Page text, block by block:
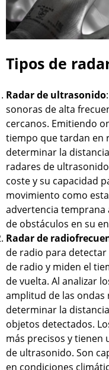
Tipos de
Radar de ultrasonido
sonoras de alta
cercanos. Emitiendo
tiempo que tardan en
determinar la
radares de
coste y su capacidad
movimiento como
advertencia temprana
de obstáculos en su
Radar de
de radio para
de radio y miden el
de vuelta. Al analizar
amplitud de las ondas
determinar la
objetos detectados.
más precisos y tienen
de ultrasonido. Son
en condiciones